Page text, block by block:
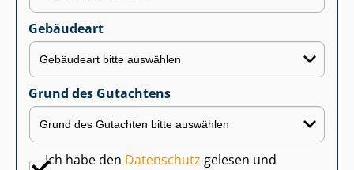
Gebäudeart
Grund des Gutachtens
Ich habe den Datenschutz gelesen und